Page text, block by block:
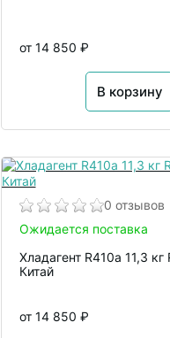
от 14 850 ₽
В корзину
0 отзывов
Ожидается поставка
Хладагент R410a 11,3
Китай
от 14 850 ₽